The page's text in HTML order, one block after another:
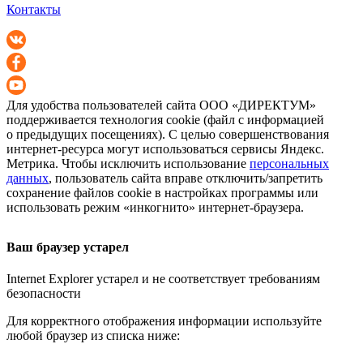
Контакты
Для удобства пользователей сайта ООО «ДИРЕКТУМ»
поддерживается технология cookie (файл с информацией
о предыдущих посещениях). С целью совершенствования
интернет-ресурса могут использоваться сервисы Яндекс.
Метрика. Чтобы исключить использование персональных
данных, пользователь сайта вправе отключить/запретить
сохранение файлов cookie в настройках программы или
использовать режим «инкогнито» интернет-браузера.
Ваш браузер устарел
Internet Explorer устарел и не соответствует требованиям
безопасности
Для корректного отображения информации используйте
любой браузер из списка ниже: